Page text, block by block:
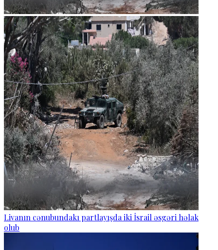
Livanın cənubundakı partlayışda iki İsrail əsgəri həlak
olub